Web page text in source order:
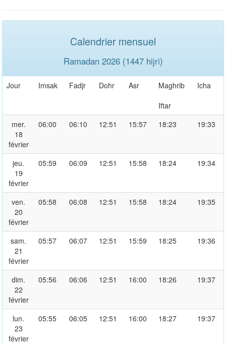
Calendrier mensuel
Ramadan 2026 (1447 hijri)
Jour Imsak Fadjr Dohr Asr
Maghrib
Iftar
Icha
mer.
18
février
06:00 06:10 12:51 15:57 18:23 19:33
jeu.
19
février
05:59 06:09 12:51 15:58 18:24 19:34
ven.
20
février
05:58 06:08 12:51 15:58 18:24 19:35
sam.
21
février
05:57 06:07 12:51 15:59 18:25 19:36
dim.
22
février
05:56 06:06 12:51 16:00 18:26 19:37
lun.
23
février
05:55 06:05 12:51 16:00 18:27 19:37